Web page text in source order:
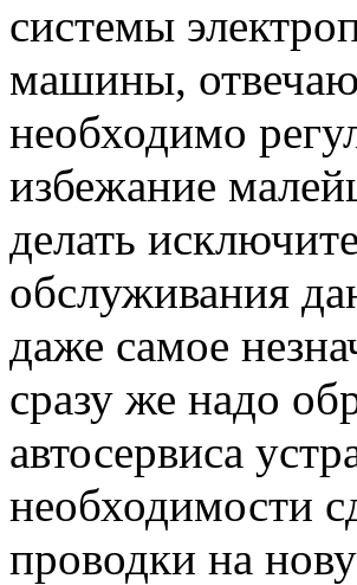
системы
машины,
необходимо
избежание
делать
обслуживания
даже самое
сразу же надо
автосервиса
необходимости
проводки на